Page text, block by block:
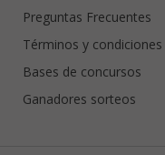
Preguntas Frecuentes
Términos y condiciones
Bases de concursos
Ganadores sorteos